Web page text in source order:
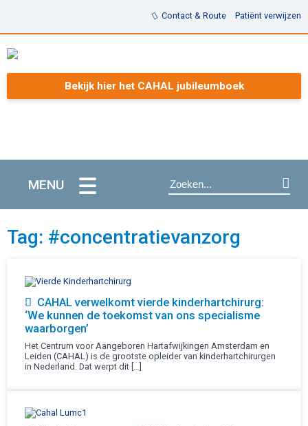
Contact & Route Patiënt verwijzen
Bekijk hier het CAHAL jubileumboek
MENU
Tag: #concentratievanzorg
CAHAL verwelkomt vierde kinderhartchirurg:
‘We kunnen de toekomst van ons specialisme
waarborgen’
Het Centrum voor Aangeboren Hartafwijkingen Amsterdam en
Leiden (CAHAL) is de grootste opleider van kinderhartchirurgen
in Nederland. Dat werpt dit […]